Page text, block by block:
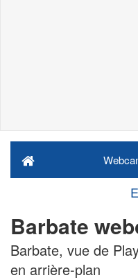
Barbate
Barbate, vue de
en arrière-plan